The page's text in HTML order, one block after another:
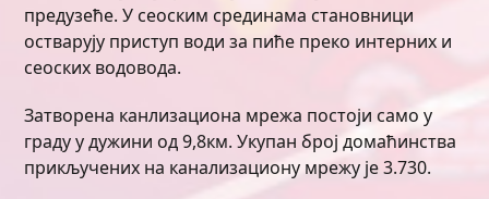
предузеће. У сеоским срединама становници
остварују приступ води за пиће преко интерних и
сеоских водовода.
Затворена канлизациона мрежа постоји само у
граду у дужини од 9,8км. Укупан број домаћинства
прикључених на канализациону мрежу је 3.730.